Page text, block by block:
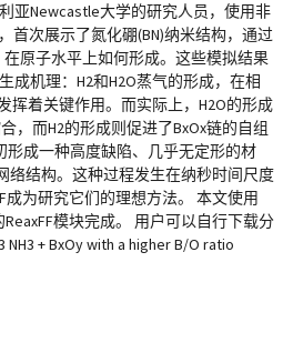
利亚Newcastle大学的研究人员，使用非
首次展示了氮化硼(BN)纳米结构，通过
在原子水平上如何形成。这些模拟结果
成机理：H2和H2O蒸气的形成，在相
挥着关键作用。而实际上，H2O的形成
，而H2的形成则促进了BxOx链的自组
形成一种高度缺陷、几乎无定形的材
络结构。这种过程发生在纳秒时间尺度
成为研究它们的理想方法。 本文使用
模块完成。 用户可以自行下载分
NH3 + BxOy with a higher B/O ratio